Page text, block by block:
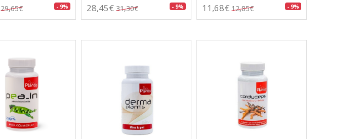
29,65€ - 9% 28,45€ 31,30€ - 9% 11,68€ 12,85€ - 9%